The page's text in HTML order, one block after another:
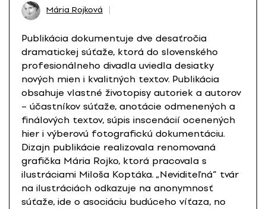
Mária Rojková
Publikácia dokumentuje dve desaťročia
dramatickej súťaže, ktorá do slovenského
profesionálneho divadla uviedla desiatky
nových mien i kvalitných textov. Publikácia
obsahuje vlastné životopisy autoriek a autorov
– účastníkov súťaže, anotácie odmenených a
finálových textov, súpis inscenácií ocenených
hier i výberovú fotografickú dokumentáciu.
Dizajn publikácie realizovala renomovaná
grafička Mária Rojko, ktorá pracovala s
ilustráciami Miloša Koptáka. „Neviditeľná“ tvár
na ilustráciách odkazuje na anonymnosť
súťaže, ide o asociáciu budúceho víťaza, no